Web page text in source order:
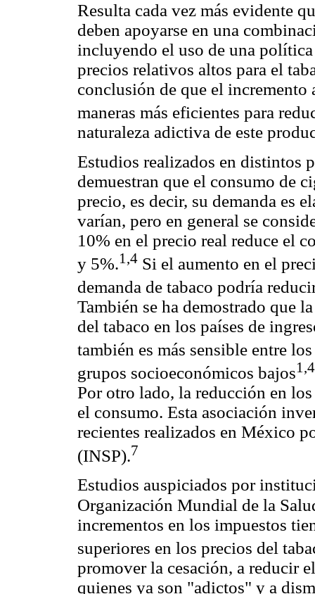
Resulta cada vez más evidente
deben apoyarse en una
incluyendo el uso de una
precios relativos altos para el
conclusión de que el incremento
maneras más eficientes para
naturaleza adictiva de este
Estudios realizados en distintos
demuestran que el consumo de
precio, es decir, su demanda es
varían, pero en general se
10% en el precio real reduce el
y 5%.1,4 Si el aumento en el
demanda de tabaco podría
También se ha demostrado que
del tabaco en los países de
también es más sensible entre
grupos socioeconómicos bajos
Por otro lado, la reducción en
el consumo. Esta asociación
recientes realizados en México
(INSP).7
Estudios auspiciados por
Organización Mundial de la
incrementos en los impuestos
superiores en los precios del
promover la cesación, a reducir
quienes ya son "adictos" y a